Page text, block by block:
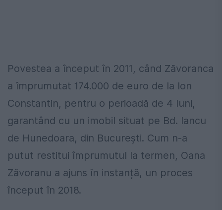
Povestea a început în 2011, când Zăvoranca
a împrumutat 174.000 de euro de la Ion
Constantin, pentru o perioadă de 4 luni,
garantând cu un imobil situat pe Bd. Iancu
de Hunedoara, din București. Cum n-a
putut restitui împrumutul la termen, Oana
Zăvoranu a ajuns în instanță, un proces
început în 2018.